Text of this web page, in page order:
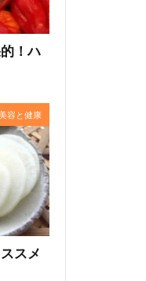
！ハ
容と健康
スメ